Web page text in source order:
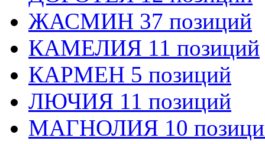
ЖАСМИН 37 позиций
КАМЕЛИЯ 11 позиций
КАРМЕН 5 позиций
ЛЮЧИЯ 11 позиций
МАГНОЛИЯ 10